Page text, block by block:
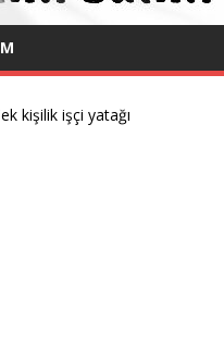
kişilik işçi yatağı